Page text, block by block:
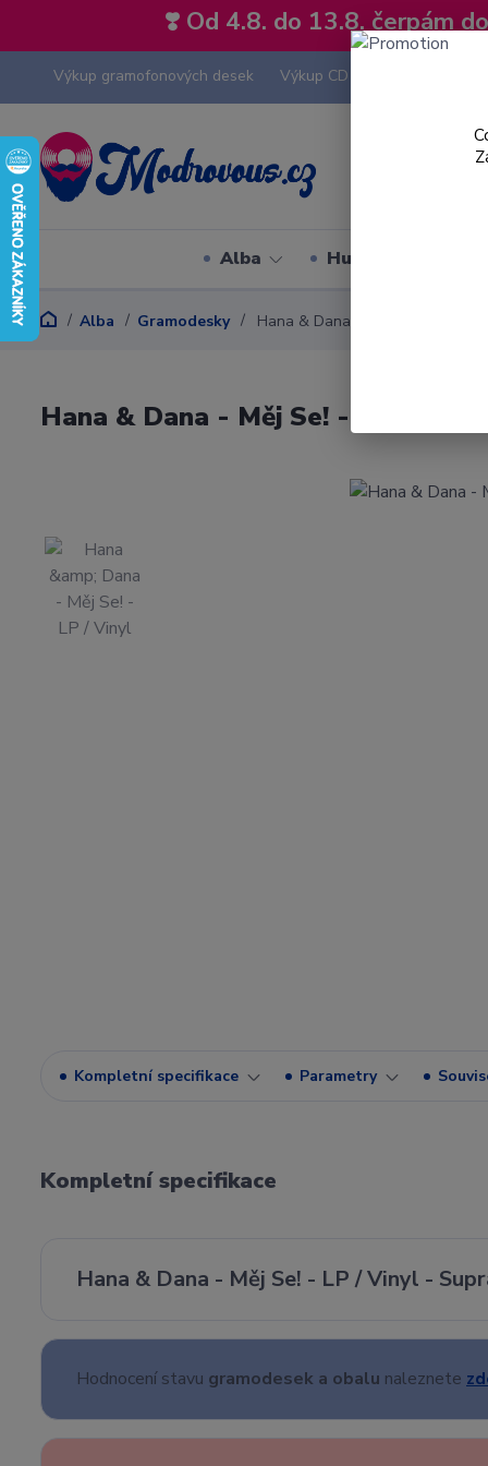
❣️ Od 4.8. do 13.8. čerpám
Výkup gramofonových desek Výkup CD
Alba Hudební styly
Alba Gramodesky Hana & Dana - Měj Se! - LP / Vinyl
Hana & Dana - Měj Se! - LP / Vinyl
Kompletní specifikace Parametry
Kompletní specifikace
Hana & Dana - Měj Se! - LP / Vinyl -
Hodnocení stavu gramodesek a obalu naleznete